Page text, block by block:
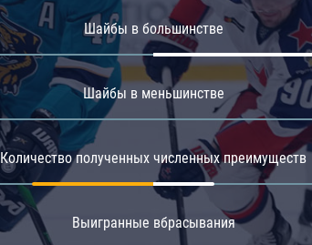
Амур
Барыс
Салават Юлаев
Шайбы в большинстве
Шайбы в меньшинстве
Количество полученных численных преимуществ
Выигранные вбрасывания